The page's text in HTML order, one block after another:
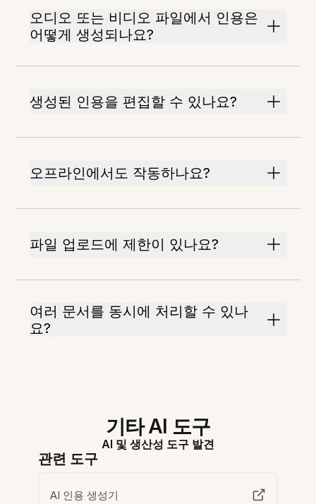
오디오 또는 비디오 파일에서 인용은
어떻게 생성되나요?
생성된 인용을 편집할 수 있나요?
오프라인에서도 작동하나요?
파일 업로드에 제한이 있나요?
여러 문서를 동시에 처리할 수 있나
요?
기타 AI 도구
AI 및 생산성 도구 발견
관련 도구
AI 인용 생성기